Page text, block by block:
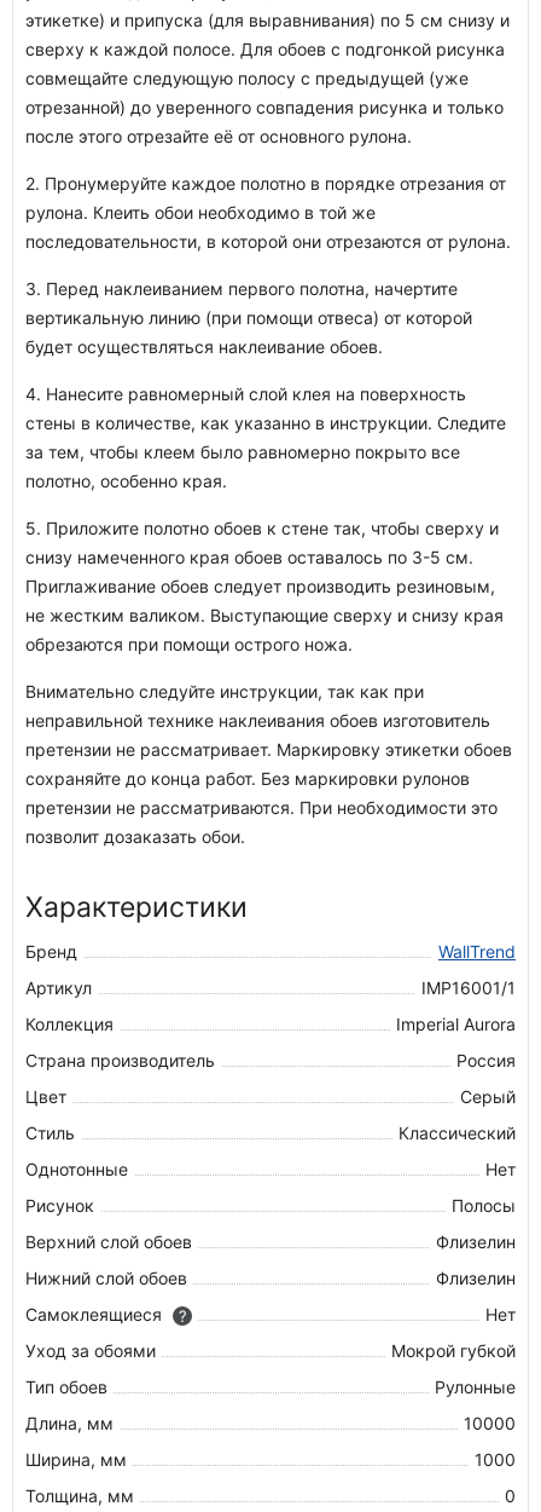
этикетке) и припуска (для выравнивания) по 5 см снизу и
сверху к каждой полосе. Для обоев с подгонкой рисунка
совмещайте следующую полосу с предыдущей (уже
отрезанной) до уверенного совпадения рисунка и только
после этого отрезайте её от основного рулона.
2. Пронумеруйте каждое полотно в порядке отрезания от
рулона. Клеить обои необходимо в той же
последовательности, в которой они отрезаются от рулона.
3. Перед наклеиванием первого полотна, начертите
вертикальную линию (при помощи отвеса) от которой
будет осуществляться наклеивание обоев.
4. Нанесите равномерный слой клея на поверхность
стены в количестве, как указанно в инструкции. Следите
за тем, чтобы клеем было равномерно покрыто все
полотно, особенно края.
5. Приложите полотно обоев к стене так, чтобы сверху и
снизу намеченного края обоев оставалось по 3-5 см.
Приглаживание обоев следует производить резиновым,
не жестким валиком. Выступающие сверху и снизу края
обрезаются при помощи острого ножа.
Внимательно следуйте инструкции, так как при
неправильной технике наклеивания обоев изготовитель
претензии не рассматривает. Маркировку этикетки обоев
сохраняйте до конца работ. Без маркировки рулонов
претензии не рассматриваются. При необходимости это
позволит дозаказать обои.
Характеристики
Бренд
WallTrend
Артикул
IMP16001/1
Коллекция
Imperial Aurora
Страна производитель
Россия
Цвет
Серый
Стиль
Классический
Однотонные
Нет
Рисунок
Полосы
Верхний слой обоев
Флизелин
Нижний слой обоев
Флизелин
Самоклеящиеся
?
Нет
Уход за обоями
Мокрой губкой
Тип обоев
Рулонные
Длина, мм
10000
Ширина, мм
1000
Толщина, мм
0